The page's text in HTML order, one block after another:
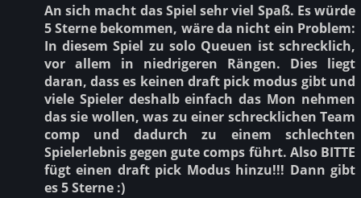
An sich macht das Spiel sehr viel Spaß. Es würde
5 Sterne bekommen, wäre da nicht ein Problem:
In diesem Spiel zu solo Queuen ist schrecklich,
vor allem in niedrigeren Rängen. Dies liegt
daran, dass es keinen draft pick modus gibt und
viele Spieler deshalb einfach das Mon nehmen
das sie wollen, was zu einer schrecklichen Team
comp und dadurch zu einem schlechten
Spielerlebnis gegen gute comps führt. Also BITTE
fügt einen draft pick Modus hinzu!!! Dann gibt
es 5 Sterne :)